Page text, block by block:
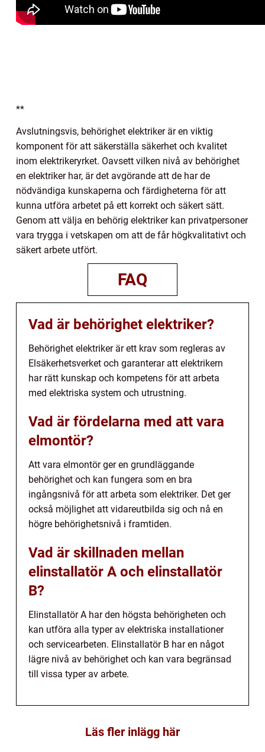
**
Avslutningsvis, behörighet elektriker är en viktig
komponent för att säkerställa säkerhet och kvalitet
inom elektrikeryrket. Oavsett vilken nivå av behörighet
en elektriker har, är det avgörande att de har de
nödvändiga kunskaperna och färdigheterna för att
kunna utföra arbetet på ett korrekt och säkert sätt.
Genom att välja en behörig elektriker kan privatpersoner
vara trygga i vetskapen om att de får högkvalitativt och
säkert arbete utfört.
FAQ
Vad är behörighet elektriker?
Behörighet elektriker är ett krav som regleras av
Elsäkerhetsverket och garanterar att elektrikern
har rätt kunskap och kompetens för att arbeta
med elektriska system och utrustning.
Vad är fördelarna med att vara
elmontör?
Att vara elmontör ger en grundläggande
behörighet och kan fungera som en bra
ingångsnivå för att arbeta som elektriker. Det ger
också möjlighet att vidareutbilda sig och nå en
högre behörighetsnivå i framtiden.
Vad är skillnaden mellan
elinstallatör A och elinstallatör
B?
Elinstallatör A har den högsta behörigheten och
kan utföra alla typer av elektriska installationer
och servicearbeten. Elinstallatör B har en något
lägre nivå av behörighet och kan vara begränsad
till vissa typer av arbete.
Läs fler inlägg här